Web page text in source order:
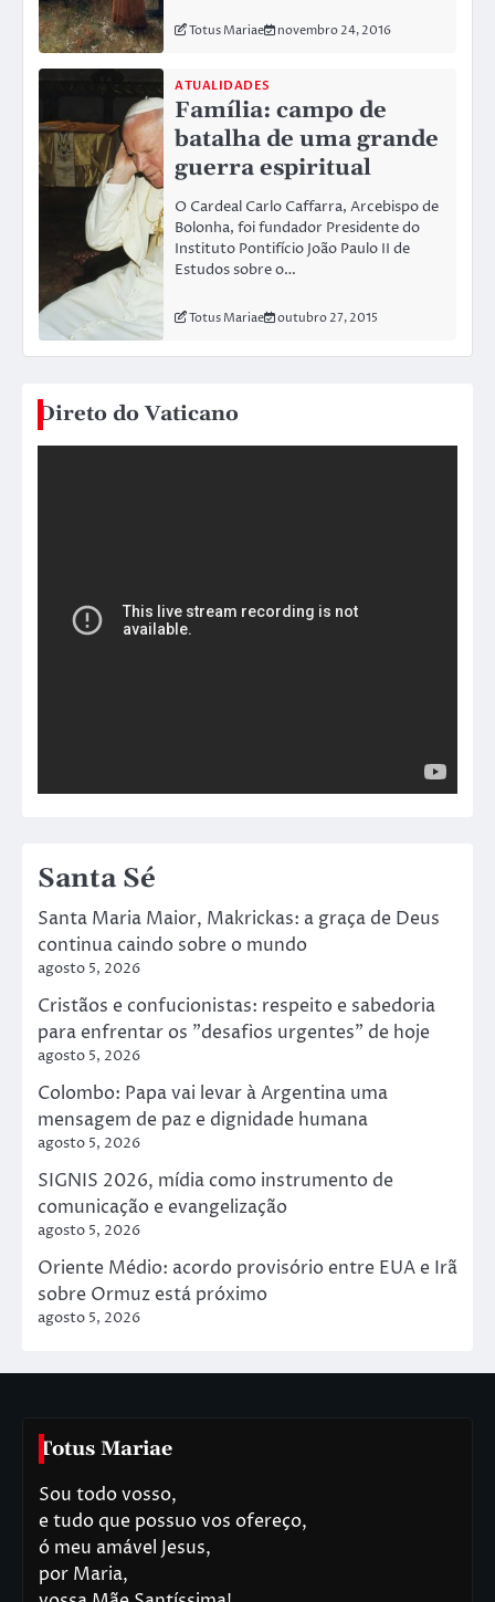
Totus Mariae novembro 24, 2016
ATUALIDADES
Família: campo de
batalha de uma grande
guerra espiritual
O Cardeal Carlo Caffarra, Arcebispo de
Bolonha, foi fundador Presidente do
Instituto Pontifício João Paulo II de
Estudos sobre o…
Totus Mariae outubro 27, 2015
Direto do Vaticano
Santa Sé
Santa Maria Maior, Makrickas: a graça de Deus
continua caindo sobre o mundo
agosto 5, 2026
Cristãos e confucionistas: respeito e sabedoria
para enfrentar os "desafios urgentes" de hoje
agosto 5, 2026
Colombo: Papa vai levar à Argentina uma
mensagem de paz e dignidade humana
agosto 5, 2026
SIGNIS 2026, mídia como instrumento de
comunicação e evangelização
agosto 5, 2026
Oriente Médio: acordo provisório entre EUA e Irã
sobre Ormuz está próximo
agosto 5, 2026
Totus Mariae
Sou todo vosso,
e tudo que possuo vos ofereço,
ó meu amável Jesus,
por Maria,